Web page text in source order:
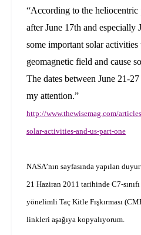
“According to the heliocentric
after June 17th and especially
some important solar
geomagnetic field and cause
The dates between June 21-
my attention.”
http://www.thewisemag.com/
solar-activities-and-us-part-one
NASA’nın sayfasında yapılan
21 Haziran 2011 tarihinde C7-
yönelimli Taç Kitle Fışkırması
linkleri aşağıya kopyalıyorum.